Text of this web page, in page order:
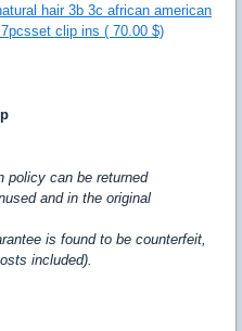
hair 3b 3c african american
clip ins ( 70.00 $)
policy can be returned
and in the original
is found to be counterfeit,
included).